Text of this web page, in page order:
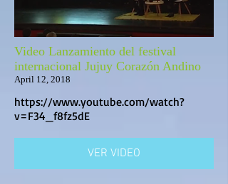
Video Lanzamiento del festival
internacional Jujuy Corazón Andino
April 12, 2018
https://www.youtube.com/watch?
v=F34_f8fz5dE
VER VIDEO